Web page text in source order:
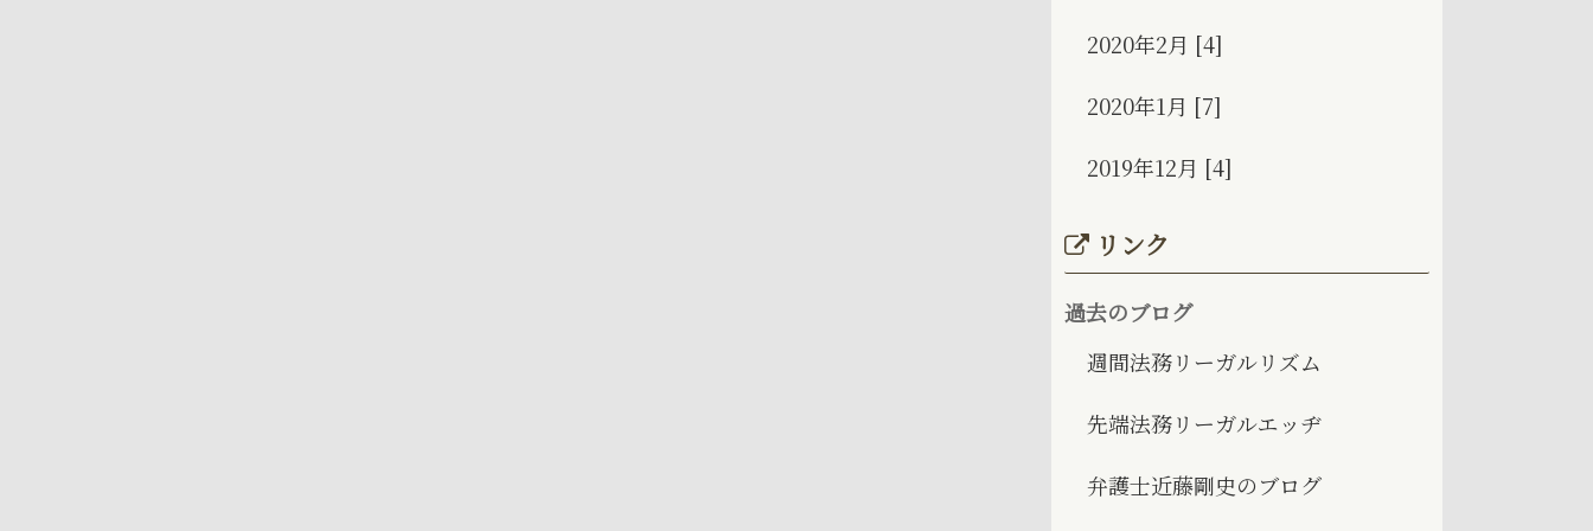
2020年2月 [4]
2020年1月 [7]
2019年12月 [4]
リンク
過去のブログ
週間法務リーガルリズム
先端法務リーガルエッヂ
弁護士近藤剛史のブログ